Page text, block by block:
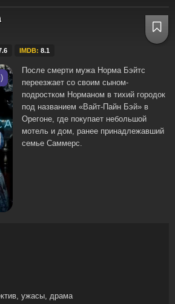
IMDB: 8.1
После смерти мужа Норма Бэйтс
переезжает со своим сыном-
подростком Норманом в тихий городок
под названием «Вайт-Пайн Бэй» в
Орегоне, где покупает небольшой
мотель и дом, ранее принадлежавший
семье Саммерс.
ужасы, драма